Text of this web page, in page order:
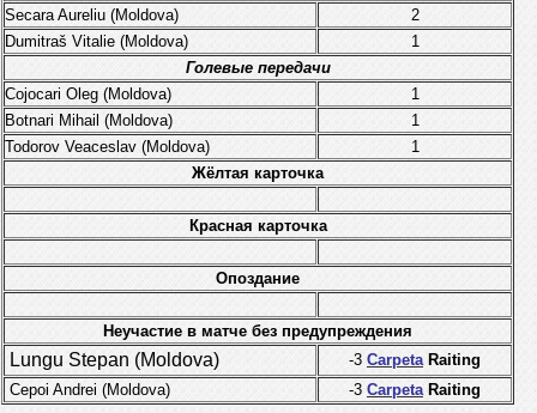
Secara Aureliu (Moldova)
2
Dumitraš Vitalie (Moldova)
1
Голевые передачи
Cojocari Oleg (Moldova)
1
Botnari Mihail (Moldova)
1
Todorov Veaceslav (Moldova)
1
Жёлтая карточка
Красная карточка
Опоздание
Неучастие в матче без предупреждения
Lungu Stepan (Moldova) -3 Carpeta Raiting
Cepoi Andrei (Moldova) -3 Carpeta Raiting